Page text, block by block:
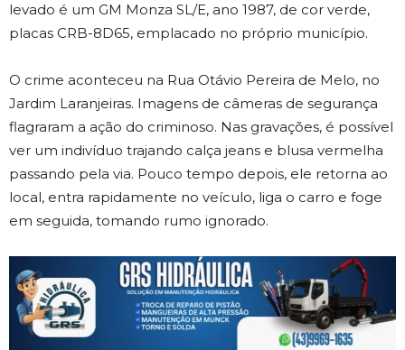
levado é um GM Monza SL/E, ano 1987, de cor verde,
placas CRB-8D65, emplacado no próprio município.
O crime aconteceu na Rua Otávio Pereira de Melo, no
Jardim Laranjeiras. Imagens de câmeras de segurança
flagraram a ação do criminoso. Nas gravações, é possível
ver um indivíduo trajando calça jeans e blusa vermelha
passando pela via. Pouco tempo depois, ele retorna ao
local, entra rapidamente no veículo, liga o carro e foge
em seguida, tomando rumo ignorado.